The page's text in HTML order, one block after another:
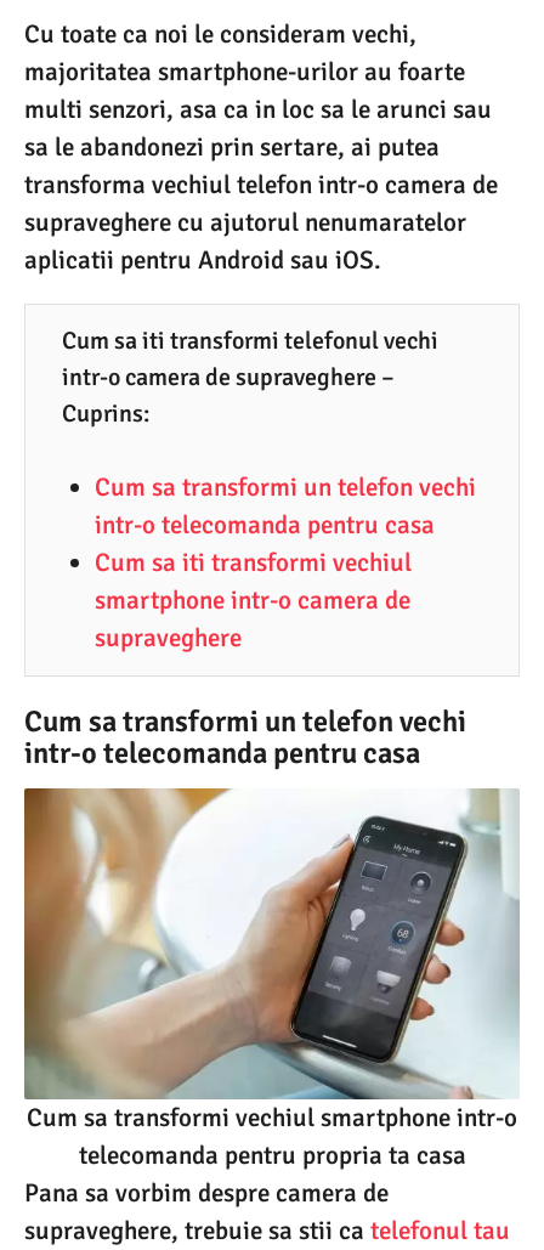
2
Cu toate ca noi le consideram vechi,
majoritatea smartphone-urilor au foarte
multi senzori, asa ca in loc sa le arunci sau
sa le abandonezi prin sertare, ai putea
transforma vechiul telefon intr-o camera de
supraveghere cu ajutorul nenumaratelor
aplicatii pentru Android sau iOS.
Cum sa iti transformi telefonul vechi
intr-o camera de supraveghere –
Cuprins:
Cum sa transformi un telefon vechi
intr-o telecomanda pentru casa
Cum sa iti transformi vechiul
smartphone intr-o camera de
supraveghere
Cum sa transformi un telefon vechi
intr-o telecomanda pentru casa
Cum sa transformi vechiul smartphone intr-o
telecomanda pentru propria ta casa
Pana sa vorbim despre camera de
supraveghere, trebuie sa stii ca telefonul tau